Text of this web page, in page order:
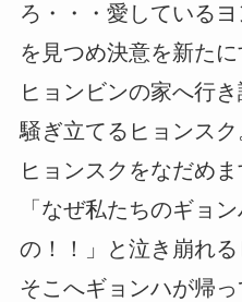
ろ・・・愛している
を見つめ決意を新たに
ヒョンビンの家へ行
騒ぎ立てるヒョンス
ヒョンスクをなだめま
「なぜ私たちのギョ
の！！」と泣き崩れる
そこへギョンハが帰っ